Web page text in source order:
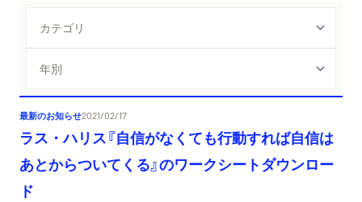
最新のお知らせ2021/02/17
ラス・ハリス『自信がなくても行動すれば自信は
あとからついてくる』のワークシートダウンロー
ド